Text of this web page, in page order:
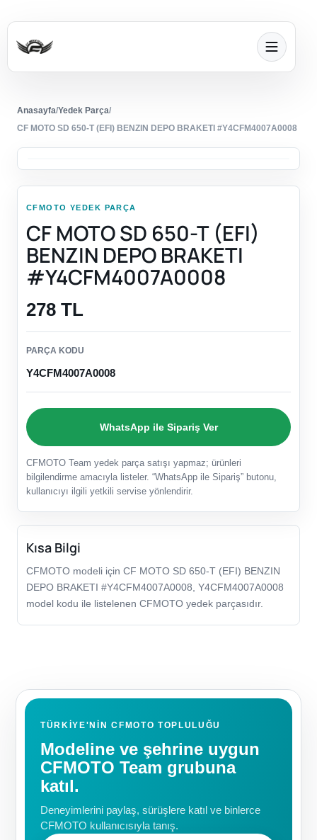
Anasayfa/Yedek Parça/
CF MOTO SD 650-T (EFI) BENZIN DEPO BRAKETI #Y4CFM4007A0008
CFMOTO YEDEK PARÇA
CF MOTO SD 650-T (EFI)
BENZIN DEPO BRAKETI
#Y4CFM4007A0008
278 TL
PARÇA KODU
Y4CFM4007A0008
WhatsApp ile Sipariş Ver
CFMOTO Team yedek parça satışı yapmaz; ürünleri
bilgilendirme amacıyla listeler. “WhatsApp ile Sipariş” butonu,
kullanıcıyı ilgili yetkili servise yönlendirir.
Kısa Bilgi
CFMOTO modeli için CF MOTO SD 650-T (EFI) BENZIN
DEPO BRAKETI #Y4CFM4007A0008, Y4CFM4007A0008
model kodu ile listelenen CFMOTO yedek parçasıdır.
TÜRKIYE'NIN CFMOTO TOPLULUĞU
Modeline ve şehrine uygun
CFMOTO Team grubuna
katıl.
Deneyimlerini paylaş, sürüşlere katıl ve binlerce
CFMOTO kullanıcısıyla tanış.